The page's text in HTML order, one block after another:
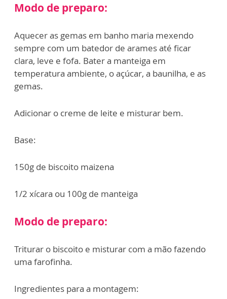
Modo de preparo:
Aquecer as gemas em banho maria mexendo
sempre com um batedor de arames até ficar
clara, leve e fofa. Bater a manteiga em
temperatura ambiente, o açúcar, a baunilha, e as
gemas.
Adicionar o creme de leite e misturar bem.
Base:
150g de biscoito maizena
1/2 xícara ou 100g de manteiga
Modo de preparo:
Triturar o biscoito e misturar com a mão fazendo
uma farofinha.
Ingredientes para a montagem: